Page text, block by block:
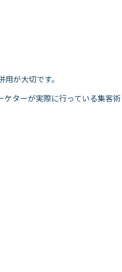
が大切です。
ターが実際に行っている集客術